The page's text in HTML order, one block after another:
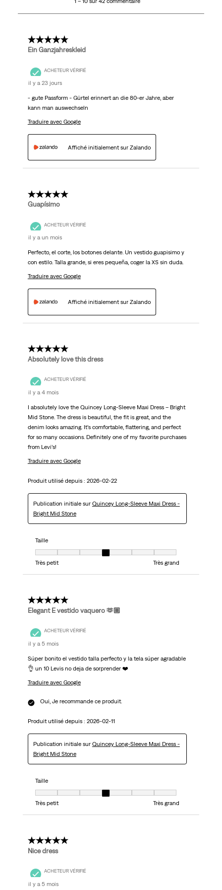
42
5 étoile(s) sur 5.
Ein Ganzjahreskleid
ACHETEUR VÉRIFIÉ
il y a 23 jours
- gute Passform - Gürtel erinnert an die 80-er Jahre, aber
kann man auswechseln
Traduire avec Google
Affiché initialement sur Zalando
5 étoile(s) sur 5.
Guapísimo
ACHETEUR VÉRIFIÉ
il y a un mois
Perfecto, el corte, los botones delante. Un vestido guapisimo y
con estilo. Talla grande, si eres pequeña, coger la XS sin duda.
Traduire avec Google
Affiché initialement sur Zalando
5 étoile(s) sur 5.
Absolutely love this dress
ACHETEUR VÉRIFIÉ
il y a 4 mois
I absolutely love the Quincey Long-Sleeve Maxi Dress – Bright
Mid Stone. The dress is beautiful, the fit is great, and the
denim looks amazing. It’s comfortable, flattering, and perfect
for so many occasions. Definitely one of my favorite purchases
from Levi’s!
Traduire avec Google
Produit utilisé depuis : 2026-02-22
Publication initiale sur Quincey Long-Sleeve Maxi Dress -
Bright Mid Stone
Taille
Très petit
Très grand
5 étoile(s) sur 5.
Elegant E vestido vaquero 🫶🏽
ACHETEUR VÉRIFIÉ
il y a 5 mois
Súper bonito el vestido talla perfecto y la tela súper agradable
👌 un 10 Levis no deja de sorprender ❤️
Traduire avec Google
Oui, Je recommande ce produit.
Produit utilisé depuis : 2026-02-11
Publication initiale sur Quincey Long-Sleeve Maxi Dress -
Bright Mid Stone
Taille
Très petit
Très grand
5 étoile(s) sur 5.
Nice dress
ACHETEUR VÉRIFIÉ
il y a 5 mois